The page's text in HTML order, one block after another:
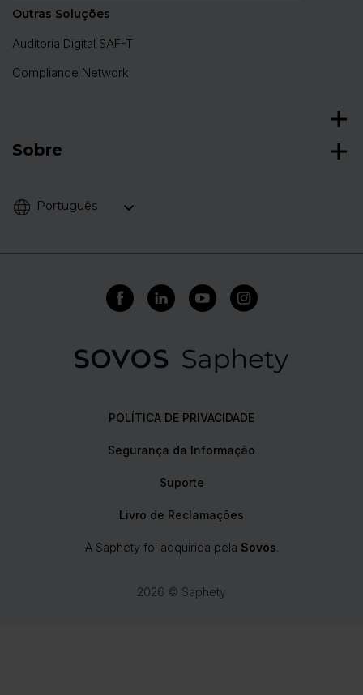
Outras Soluções
Auditoria Digital SAF-T
Compliance Network
Sobre
Português
POLÍTICA DE PRIVACIDADE
Segurança da Informação
Suporte
Livro de Reclamações
A Saphety foi adquirida pela Sovos.
2026 © Saphety